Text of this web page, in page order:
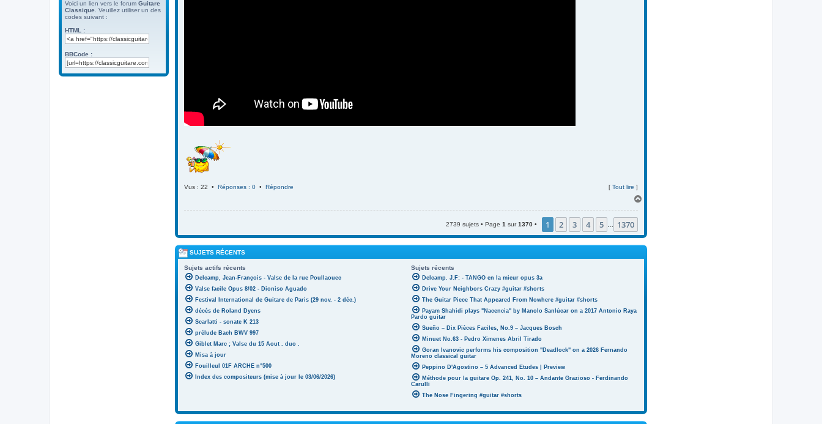
Vus : 22 • Réponses : 0 • Répondre [ Tout lire ]
2739 sujets • Page 1 sur1370 • 1 2 3 4 5 1370
SUJETS RÉCENTS
Sujets actifs récents Sujets récents
Delcamp, Jean-François - Valse de la rue Poullaouec
Valse facile Opus 8/02 - Dioniso Aguado
Festival International de Guitare de Paris (29 nov. - 2 déc.)
décès de Roland Dyens
Scarlatti - sonate K 213
prélude Bach BWV 997
Giblet Marc ; Valse du 15 Aout . duo .
Misa à jour
Fouilleul 01F ARCHE n°500
Index des compositeurs (mise à jour le 03/06/2026)
Delcamp. J.F: - TANGO en la mieur opus 3a
Drive Your Neighbors Crazy #guitar #shorts
The Guitar Piece That Appeared From Nowhere #guitar #shorts
Payam Shahidi plays "Nacencia" by Manolo Sanlúcar on a 2017 Antonio Raya
Pardo guitar
Sueño – Dix Pièces Faciles, No.9 – Jacques Bosch
Minuet No.63 - Pedro Ximenes Abril Tirado
Goran Ivanovic performs his composition "Deadlock" on a 2026 Fernando
Moreno classical guitar
Peppino D'Agostino – 5 Advanced Etudes | Preview
Méthode pour la guitare Op. 241, No. 10 – Andante Grazioso - Ferdinando
Carulli
The Nose Fingering #guitar #shorts
Voici un lien vers le forum Guitare
Classique . Veuillez utiliser un des
codes suivant :
HTML :
BBCode :